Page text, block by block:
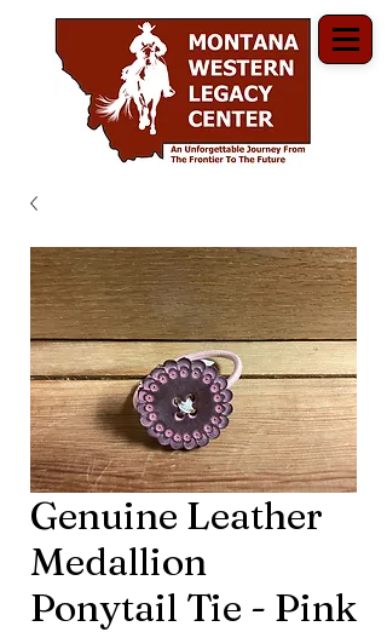
Genuine Leather
Medallion
Ponytail Tie - Pink